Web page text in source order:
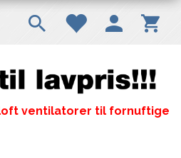
ventilatorer til fornuftige